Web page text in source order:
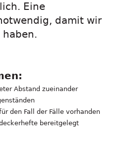
Eine
damit wir
haben.
Abstand zueinander
den Fall der Fälle vorhanden
bereitgelegt